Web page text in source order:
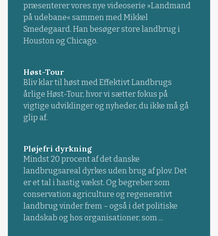
præsenterer vores nye videoserie »Landmand
på udebane« sammen med Mikkel
Smedegaard. Han besøger store landbrug i
Houston og Chicago.
Høst-Tour
Bliv klar til høst med Effektivt Landbrugs
årlige Høst-Tour, hvor vi sætter fokus på
vigtige udviklinger og nyheder, du ikke må gå
glip af.
Pløjefri dyrkning
Mindst 20 procent af det danske
landbrugsareal dyrkes uden brug af plov. Det
er et tal i hastig vækst. Og begreber som
conservation agriculture og regenerativt
landbrug vinder frem – også i det politiske
landskab og hos organisationer, som ...